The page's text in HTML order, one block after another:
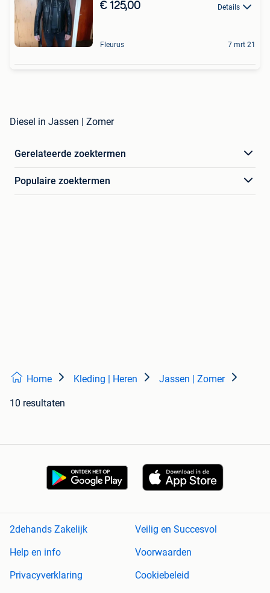
€ 125,00 Details
Fleurus 7 mrt 21
Diesel in Jassen | Zomer
Gerelateerde zoektermen
Populaire zoektermen
Home Kleding | Heren Jassen | Zomer
10 resultaten
2dehands Zakelijk
Veilig en Succesvol
Help en info
Voorwaarden
Privacyverklaring
Cookiebeleid